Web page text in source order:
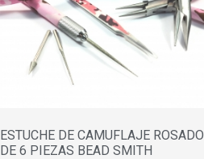
ESTUCHE DE CAMUFLAJE ROSADO
DE 6 PIEZAS BEAD SMITH